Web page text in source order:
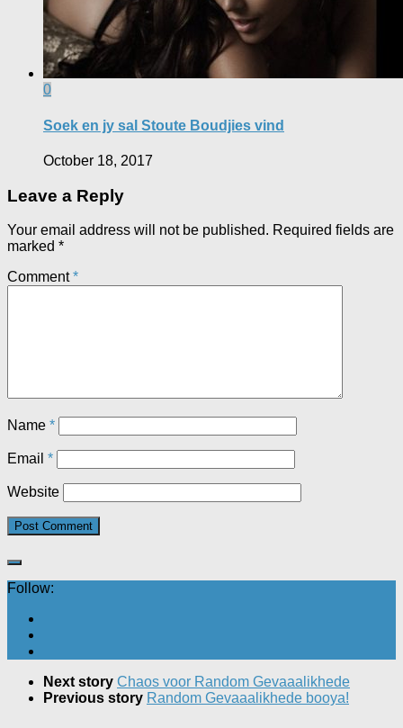
0
Soek en jy sal Stoute Boudjies vind
October 18, 2017
Leave a Reply
Your email address will not be published. Required fields are
marked *
Comment*
Name *
Email *
Website
Follow:
Next story Chaos voor Random Gevaaalikhede
Previous story Random Gevaaalikhede booya!